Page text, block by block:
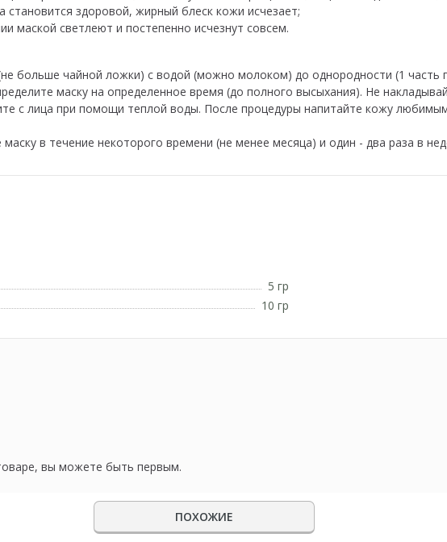
здоровой, жирный блеск кожи исчезает;
маской светлеют и постепенно исчезнут совсем.
больше чайной ложки) с водой (можно молоком) до однородности (1
маску на определенное время (до полного высыхания). Не
с лица при помощи теплой воды. После процедуры напитайте кожу
в течение некоторого времени (не менее месяца) и один - два раза в
5 гр
10 гр
вы можете быть первым.
ПОХОЖИЕ